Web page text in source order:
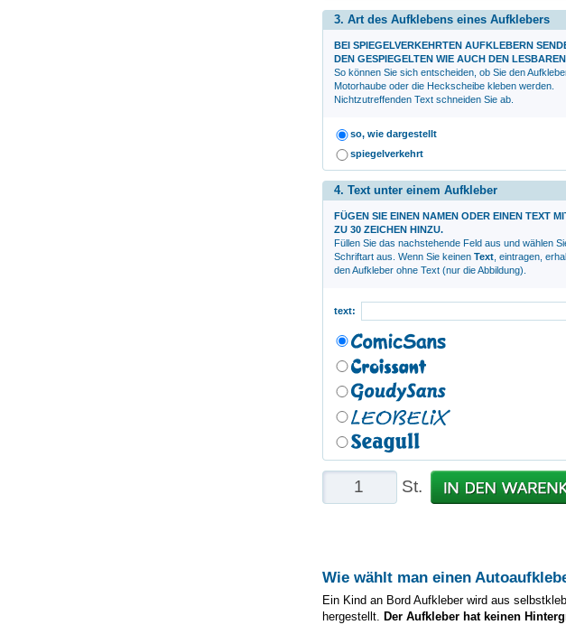
3. Art des Aufklebens eines Aufklebers
BEI SPIEGELVERKEHRTEN AUFKLEBERN
DEN GESPIEGELTEN WIE AUCH DEN
So können Sie sich entscheiden, ob Sie den
Motorhaube oder die Heckscheibe kleben werden.
Nichtzutreffenden Text schneiden Sie ab.
so, wie dargestellt
spiegelverkehrt
4. Text unter einem Aufkleber
FÜGEN SIE EINEN NAMEN ODER EINEN TEXT
ZU 30 ZEICHEN HINZU.
Füllen Sie das nachstehende Feld aus und wählen
Schriftart aus. Wenn Sie keinen Text, eintragen,
den Aufkleber ohne Text (nur die Abbildung).
text:
St.
Wie wählt man einen
Ein Kind an Bord Aufkleber wird aus
hergestellt. Der Aufkleber hat keinen